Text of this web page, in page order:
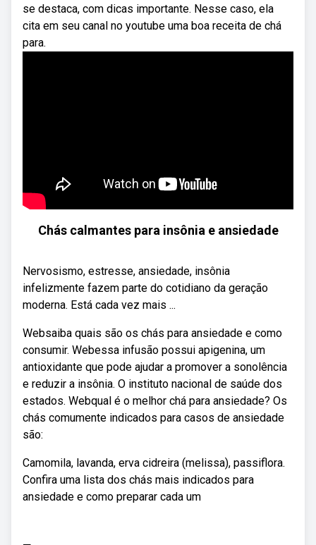
se destaca, com dicas importante. Nesse caso, ela
cita em seu canal no youtube uma boa receita de chá
para.
Chás calmantes para insônia e ansiedade
Nervosismo, estresse, ansiedade, insônia
infelizmente fazem parte do cotidiano da geração
moderna. Está cada vez mais ...
Websaiba quais são os chás para ansiedade e como
consumir. Webessa infusão possui apigenina, um
antioxidante que pode ajudar a promover a sonolência
e reduzir a insônia. O instituto nacional de saúde dos
estados. Webqual é o melhor chá para ansiedade? Os
chás comumente indicados para casos de ansiedade
são:
Camomila, lavanda, erva cidreira (melissa), passiflora.
Confira uma lista dos chás mais indicados para
ansiedade e como preparar cada um